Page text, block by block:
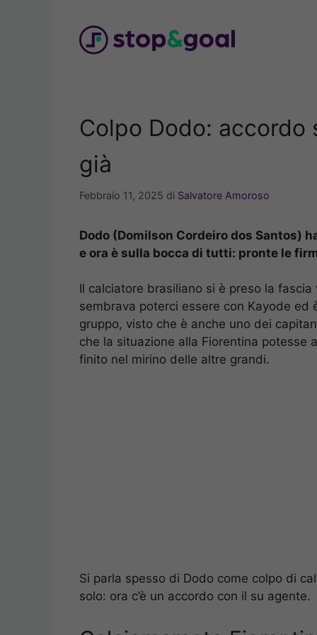
Colpo Dodo: accordo
già
Febbraio 11, 2025 di Salvatore Amoroso
Dodo (Domilson Cordeiro dos Santos)
e ora è sulla bocca di tutti: pronte le
Il calciatore brasiliano si è preso la
sembrava poterci essere con Kayode
gruppo, visto che è anche uno dei
che la situazione alla Fiorentina potesse
finito nel mirino delle altre grandi.
Si parla spesso di Dodo come colpo di
solo: ora c’è un accordo con il su agente.